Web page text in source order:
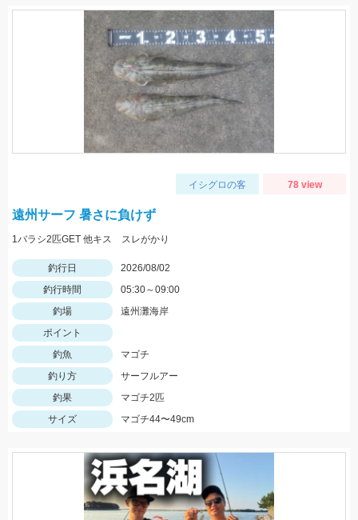
イシグロの客 78 view
遠州サーフ 暑さに負けず
1バラシ2匹GET 他キス スレがかり
釣行日
2026/08/02
釣行時間
05:30～09:00
釣場
遠州灘海岸
ポイント
釣魚
マゴチ
釣り方
サーフルアー
釣果
マゴチ2匹
サイズ
マゴチ44〜49cm